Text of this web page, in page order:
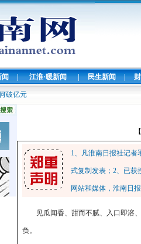
| 江淮·暖新闻 | 民生新闻 |
破亿元
1、凡淮南日报社记
式复制发表；2、已获
网站和媒体，淮南日
见瓜闻香、甜而不腻、入口即溶
负。